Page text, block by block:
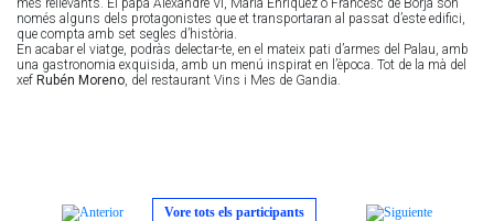
més rellevants. El papa Alexandre VI, María Enríquez o Francesc de Borja són
només alguns dels protagonistes que et transportaran al passat d’este edifici,
que compta amb set segles d’història.
En acabar el viatge, podràs delectar-te, en el mateix pati d’armes del Palau, amb
una gastronomia exquisida, amb un menú inspirat en l’època. Tot de la mà del
xef Rubén Moreno, del restaurant Vins i Mes de Gandia.​
Vore tots els participants